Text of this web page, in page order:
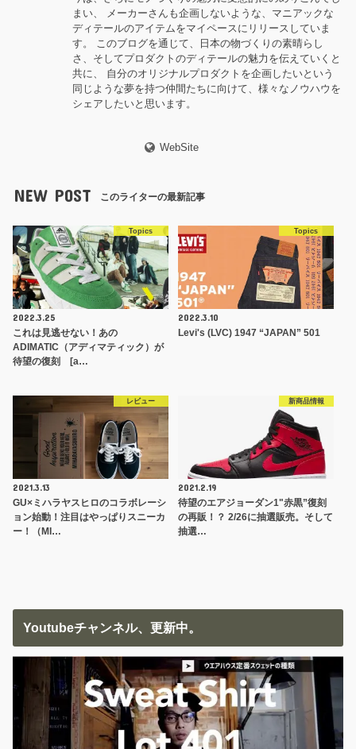
まい、 メーカーさんも企画しないような、マニアックな
ディテールのアイテムをマイペースにリリースしていま
す。 このブログを通じて、日本の物づくりの素晴らし
さ、そしてプロダクトのディテールの魅力を伝えていくと
共に、 自分のオリジナルプロダクトを企画したいという
同じような夢を持つ仲間たちに向けて、様々なノウハウを
シェアしたいと思います。
WebSite
NEW POST このライターの最新記事
Topics
2022.3.25
これは見逃せない！あの
ADIMATIC（アディマティック）が
待望の復刻 [a…
Topics
2022.3.10
Levi's (LVC) 1947 “JAPAN” 501
レビュー
2021.3.13
GU×ミハラヤスヒロのコラボレーシ
ョン始動！注目はやっぱりスニーカ
ー！（MI…
新商品情報
2021.2.19
待望のエアジョーダン1"赤黒”復刻
の再販！？ 2/26に抽選販売。そして
抽選…
Youtubeチャンネル、更新中。